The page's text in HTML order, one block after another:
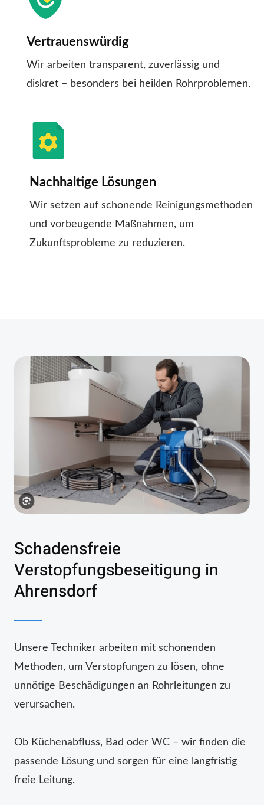
Vertrauenswürdig
Wir arbeiten transparent, zuverlässig und
diskret – besonders bei heiklen Rohrproblemen.
Nachhaltige Lösungen
Wir setzen auf schonende Reinigungsmethoden
und vorbeugende Maßnahmen, um
Zukunftsprobleme zu reduzieren.
Schadensfreie
Verstopfungsbeseitigung in
Ahrensdorf
Unsere Techniker arbeiten mit schonenden
Methoden, um Verstopfungen zu lösen, ohne
unnötige Beschädigungen an Rohrleitungen zu
verursachen.
Ob Küchenabfluss, Bad oder WC – wir finden die
passende Lösung und sorgen für eine langfristig
freie Leitung.